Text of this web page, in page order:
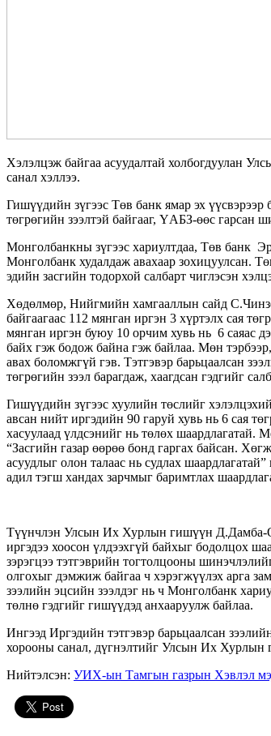
Хэлэлцэж байгаа асуудалтай холбогдуулан
санал хэллээ.
Гишүүдийн зүгээс Төв банк ямар эх үүсвэрээр
төгрөгийн зээлтэй байгааг, ҮАБЗ-өөс гарсан
Монголбанкны зүгээс хариултдаа, Төв банк
Монголбанк худалдаж авахаар зохицуулсан.
эдийн засгийн тодорхой салбарт чиглэсэн
Хөдөлмөр, Нийгмийн хамгааллын сайд
байгаагаас 112 мянган иргэн 3 хүртэлх сая
мянган иргэн буюу 10 орчим хувь нь 6 саяас
байх гэж бодож байна гэж байлаа. Мөн
авах боломжгүй гэв. Тэтгэвэр барьцаалсан
төгрөгийн зээл барагдаж, хаагдсан гэдгийг
Гишүүдийн зүгээс хуулийн төслийг
авсан нийт иргэдийн 90 гаруй хувь нь 6 сая
хасуулаад үлдсэнийг нь төлөх
“Засгийн газар өөрөө бонд гаргах байсан.
асуудлыг олон талаас нь судлах
адил тэгш хандах зарчмыг баримтлах
Түүнчлэн Улсын Их Хурлын гишүүн Д.Дамба-
иргэдээ хоосон үлдээхгүй байхыг бодолцох
зэрэгцээ тэтгэврийн тогтолцооны
олгохыг дэмжиж байгаа ч хэрэгжүүлэх арга
зээлийн эцсийн зээлдэг нь ч Монголбанк
төлнө гэдгийг гишүүдэд анхааруулж байлаа.
Ингээд Иргэдийн тэтгэвэр барьцаалсан
хорооны санал, дүгнэлтийг Улсын Их Хурлын
Нийтэлсэн: УИХ-ын Тамгын газрын Хэвлэл